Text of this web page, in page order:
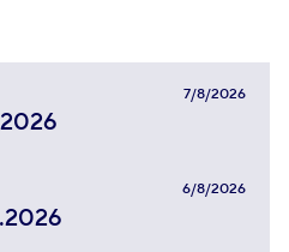
7/8/2026
6/8/2026